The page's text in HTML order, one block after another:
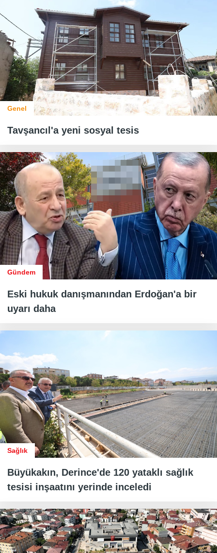
Genel
Tavşancıl'a yeni sosyal tesis
Gündem
Eski hukuk danışmanından Erdoğan'a bir
uyarı daha
Sağlık
Büyükakın, Derince'de 120 yataklı sağlık
tesisi inşaatını yerinde inceledi